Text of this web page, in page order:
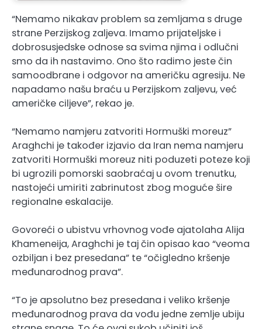
“Nemamo nikakav problem sa zemljama s druge
strane Perzijskog zaljeva. Imamo prijateljske i
dobrosusjedske odnose sa svima njima i odlučni
smo da ih nastavimo. Ono što radimo jeste čin
samoodbrane i odgovor na američku agresiju. Ne
napadamo našu braću u Perzijskom zaljevu, već
američke ciljeve”, rekao je.
“Nemamo namjeru zatvoriti Hormuški moreuz”
Araghchi je također izjavio da Iran nema namjeru
zatvoriti Hormuški moreuz niti poduzeti poteze koji
bi ugrozili pomorski saobraćaj u ovom trenutku,
nastojeći umiriti zabrinutost zbog moguće šire
regionalne eskalacije.
Govoreći o ubistvu vrhovnog vođe ajatolaha Alija
Khameneija, Araghchi je taj čin opisao kao “veoma
ozbiljan i bez presedana” te “očigledno kršenje
međunarodnog prava”.
“To je apsolutno bez presedana i veliko kršenje
međunarodnog prava da vođu jedne zemlje ubiju